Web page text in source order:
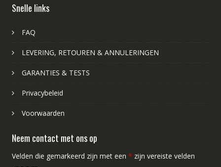
Snelle links
FAQ
LEVERING, RETOUREN & ANNULERINGEN
GARANTIES & TESTS
Privacybeleid
Voorwaarden
Neem contact met ons op
Velden die gemarkeerd zijn met een * zijn vereiste velden